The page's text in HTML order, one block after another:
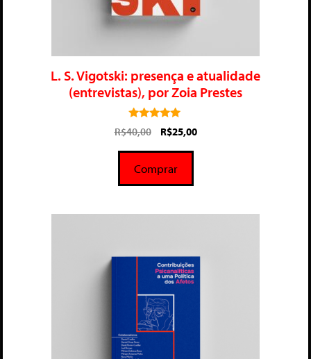
L. S. Vigotski: presença e atualidade
(entrevistas), por Zoia Prestes
5.00
de 5
R$40,00 R$25,00
Comprar